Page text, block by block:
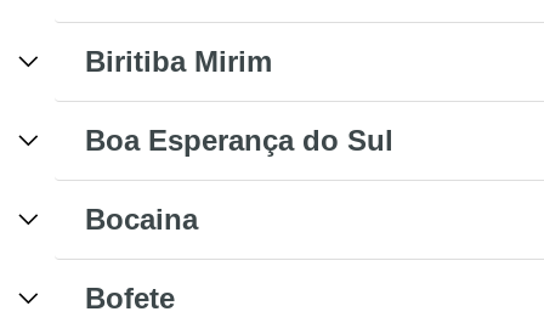
Biritiba Mirim
Boa Esperança do Sul
Bocaina
Bofete